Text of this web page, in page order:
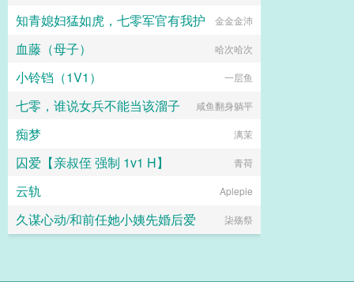
知青媳妇猛如虎，七零军官有我护
金金金沛
血藤（母子） 哈次哈次
小铃铛（1V1） 一层鱼
七零，谁说女兵不能当该溜子 咸鱼翻身躺平
痴梦 漓茉
囚爱【亲叔侄 强制 1v1 H】 青荷
云轨 Aplepie
久谋心动/和前任她小姨先婚后爱 柒殇祭